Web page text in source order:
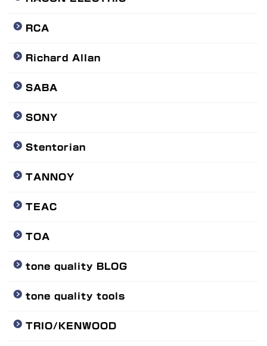
RCA
Richard Allan
SABA
SONY
Stentorian
TANNOY
TEAC
TOA
tone quality BLOG
tone quality tools
TRIO/KENWOOD